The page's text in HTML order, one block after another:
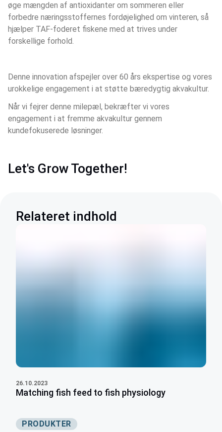
øge mængden af antioxidanter om sommeren eller
forbedre næringsstoffernes fordøjelighed om vinteren, så
hjælper TAF-foderet fiskene med at trives under
forskellige forhold.
Denne innovation afspejler over 60 års ekspertise og vores
urokkelige engagement i at støtte bæredygtig akvakultur.
Når vi fejrer denne milepæl, bekræfter vi vores
engagement i at fremme akvakultur gennem
kundefokuserede løsninger.
Let's Grow Together!
Relateret indhold
26.10.2023
Matching fish feed to fish physiology
PRODUKTER